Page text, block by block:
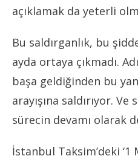
açıklamak da yeterli
Bu saldırganlık, bu
ayda ortaya çıkmadı.
başa geldiğinden bu
arayışına saldırıyor.
sürecin devamı olarak
İstanbul Taksim’deki ‘1